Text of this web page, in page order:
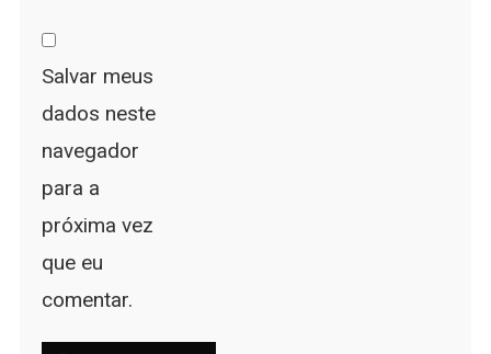
Salvar meus
dados neste
navegador
para a
próxima vez
que eu
comentar.